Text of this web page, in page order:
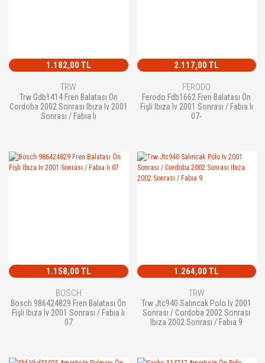
1.182,00 TL
TRW
Trw Gdb1414 Fren Balatası Ön
Cordoba 2002 Sonrası Ibıza Iv 2001
Sonrası / Fabıa Iı
2.117,00 TL
FERODO
Ferodo Fdb1662 Fren Balatası Ön
Fişli Ibıza Iv 2001 Sonrası / Fabıa Iı
07-
1.158,00 TL
BOSCH
Bosch 986424829 Fren Balatası Ön
Fişli Ibıza Iv 2001 Sonrası / Fabıa Iı
07
1.264,00 TL
TRW
Trw Jtc940 Salıncak Polo Iv 2001
Sonrası / Cordoba 2002 Sonrası
Ibıza 2002 Sonrası / Fabıa 9